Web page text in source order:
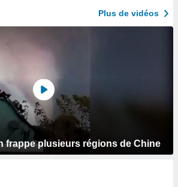
Plus de vidéos
frappe plusieurs régions de Chine